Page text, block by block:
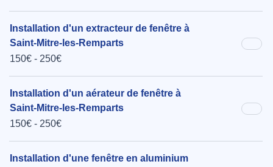
Installation d'un extracteur de fenêtre à
Saint-Mitre-les-Remparts
150€ - 250€
Installation d'un aérateur de fenêtre à
Saint-Mitre-les-Remparts
150€ - 250€
Installation d'une fenêtre en aluminium